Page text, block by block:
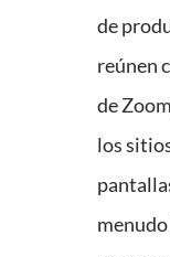
de
reúnen
de
los
menudo